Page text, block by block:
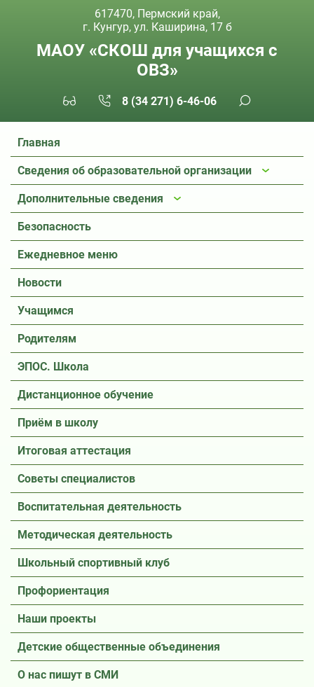
617470, Пермский край,
г. Кунгур, ул. Каширина, 17 б
МАОУ «СКОШ для учащихся с
ОВЗ»
8 (34 271) 6-46-06
Главная
Сведения об образовательной организации
Дополнительные сведения
Безопасность
Ежедневное меню
Новости
Учащимся
Родителям
ЭПОС. Школа
Дистанционное обучение
Приём в школу
Итоговая аттестация
Советы специалистов
Воспитательная деятельность
Методическая деятельность
Школьный спортивный клуб
Профориентация
Наши проекты
Детские общественные объединения
О нас пишут в СМИ